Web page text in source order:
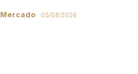
Mercado 05/08/2026